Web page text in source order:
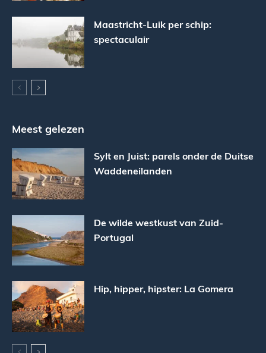
Maastricht-Luik per schip:
spectaculair
Meest gelezen
Sylt en Juist: parels onder de Duitse
Waddeneilanden
De wilde westkust van Zuid-
Portugal
Hip, hipper, hipster: La Gomera